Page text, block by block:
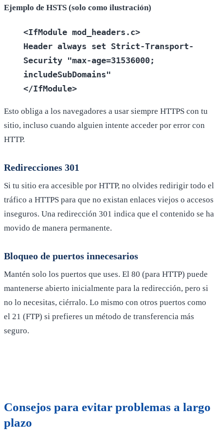
Ejemplo de HSTS (solo como ilustración)
<IfModule mod_headers.c>
Header always set Strict-Transport-
Security "max-age=31536000;
includeSubDomains"
</IfModule>
Esto obliga a los navegadores a usar siempre HTTPS con tu
sitio, incluso cuando alguien intente acceder por error con
HTTP.
Redirecciones 301
Si tu sitio era accesible por HTTP, no olvides redirigir todo el
tráfico a HTTPS para que no existan enlaces viejos o accesos
inseguros. Una redirección 301 indica que el contenido se ha
movido de manera permanente.
Bloqueo de puertos innecesarios
Mantén solo los puertos que uses. El 80 (para HTTP) puede
mantenerse abierto inicialmente para la redirección, pero si
no lo necesitas, ciérralo. Lo mismo con otros puertos como
el 21 (FTP) si prefieres un método de transferencia más
seguro.
Consejos para evitar problemas a largo
plazo